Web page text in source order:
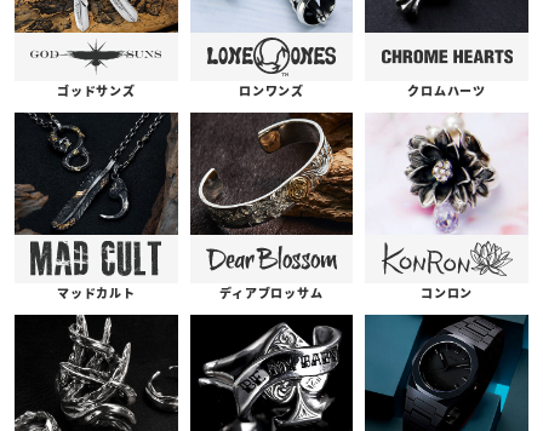
ゴッドサンズ ロンワンズ クロムハーツ
マッドカルト ディアブロッサム コンロン